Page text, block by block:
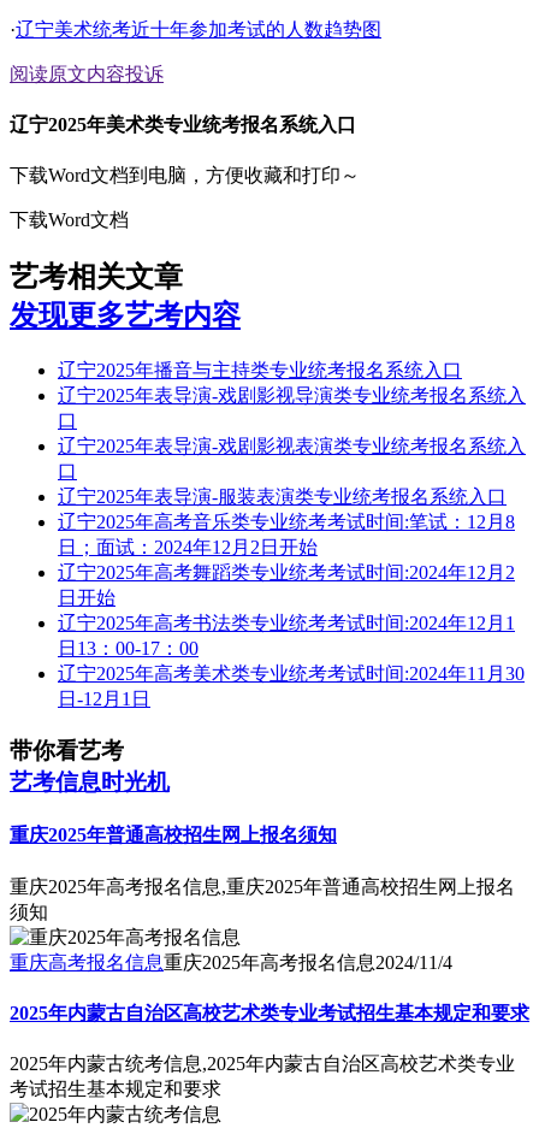
·辽宁美术统考近十年参加考试的人数趋势图
阅读原文内容投诉
辽宁2025年美术类专业统考报名系统入口
下载Word文档到电脑，方便收藏和打印～
下载Word文档
艺考相关文章
发现更多艺考内容
辽宁2025年播音与主持类专业统考报名系统入口
辽宁2025年表导演-戏剧影视导演类专业统考报名系统入
口
辽宁2025年表导演-戏剧影视表演类专业统考报名系统入
口
辽宁2025年表导演-服装表演类专业统考报名系统入口
辽宁2025年高考音乐类专业统考考试时间:笔试：12月8
日；面试：2024年12月2日开始
辽宁2025年高考舞蹈类专业统考考试时间:2024年12月2
日开始
辽宁2025年高考书法类专业统考考试时间:2024年12月1
日13：00-17：00
辽宁2025年高考美术类专业统考考试时间:2024年11月30
日-12月1日
带你看艺考
艺考信息时光机
重庆2025年普通高校招生网上报名须知
重庆2025年高考报名信息,重庆2025年普通高校招生网上报名
须知
重庆高考报名信息重庆2025年高考报名信息2024/11/4
2025年内蒙古自治区高校艺术类专业考试招生基本规定和要求
2025年内蒙古统考信息,2025年内蒙古自治区高校艺术类专业
考试招生基本规定和要求